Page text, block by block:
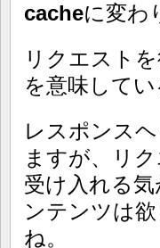
cacheに変わ
リクエスト
を意味して
レスポンス
ますが、リ
受け入れる
ンテンツは
ね。